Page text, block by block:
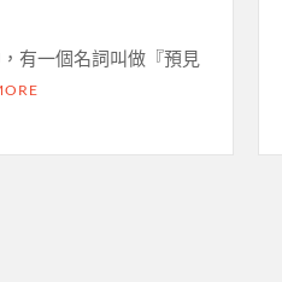
有一個名詞叫做『預見